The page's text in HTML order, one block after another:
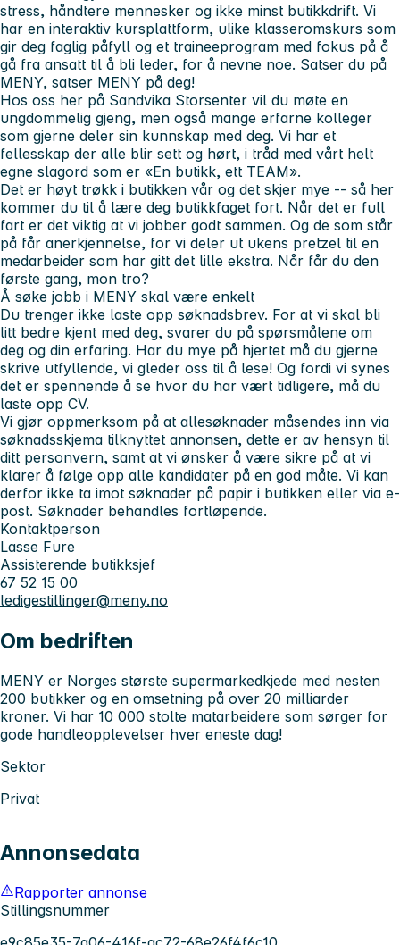
stress, håndtere mennesker og ikke minst butikkdrift. Vi
har en interaktiv kursplattform, ulike klasseromskurs som
gir deg faglig påfyll og et traineeprogram med fokus på å
gå fra ansatt til å bli leder, for å nevne noe. Satser du på
MENY, satser MENY på deg!
Hos oss her på Sandvika Storsenter vil du møte en
ungdommelig gjeng, men også mange erfarne kolleger
som gjerne deler sin kunnskap med deg. Vi har et
fellesskap der alle blir sett og hørt, i tråd med vårt helt
egne slagord som er «En butikk, ett TEAM».
Det er høyt trøkk i butikken vår og det skjer mye -- så her
kommer du til å lære deg butikkfaget fort. Når det er full
fart er det viktig at vi jobber godt sammen. Og de som står
på får anerkjennelse, for vi deler ut ukens pretzel til en
medarbeider som har gitt det lille ekstra. Når får du den
første gang, mon tro?
Å søke jobb i MENY skal være enkelt
Du trenger ikke laste opp søknadsbrev. For at vi skal bli
litt bedre kjent med deg, svarer du på spørsmålene om
deg og din erfaring. Har du mye på hjertet må du gjerne
skrive utfyllende, vi gleder oss til å lese! Og fordi vi synes
det er spennende å se hvor du har vært tidligere, må du
laste opp CV.
Vi gjør oppmerksom på at allesøknader måsendes inn via
søknadsskjema tilknyttet annonsen, dette er av hensyn til
ditt personvern, samt at vi ønsker å være sikre på at vi
klarer å følge opp alle kandidater på en god måte. Vi kan
derfor ikke ta imot søknader på papir i butikken eller via e-
post. Søknader behandles fortløpende.
Kontaktperson
Lasse Fure
Assisterende butikksjef
67 52 15 00
ledigestillinger@meny.no
Om bedriften
MENY er Norges største supermarkedkjede med nesten
200 butikker og en omsetning på over 20 milliarder
kroner. Vi har 10 000 stolte matarbeidere som sørger for
gode handleopplevelser hver eneste dag!
Sektor
Privat
Annonsedata
Rapporter annonse
Stillingsnummer